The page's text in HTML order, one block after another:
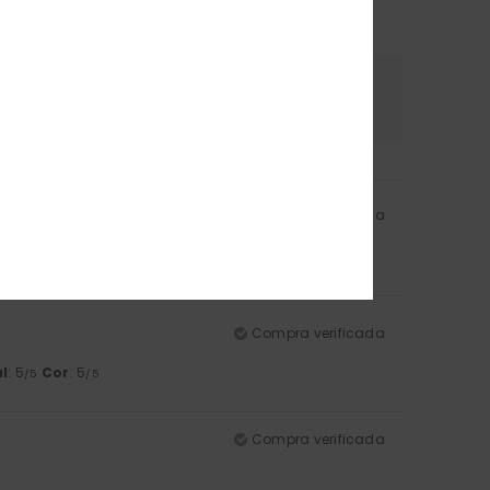
Compra verificada
Compra verificada
: 5/5 Cor: 5/5
Compra verificada